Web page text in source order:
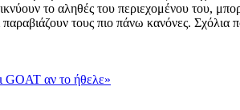
το αληθές του περιεχομένου του,
τους πιο πάνω κανόνες.
GOAT αν το ήθελε»